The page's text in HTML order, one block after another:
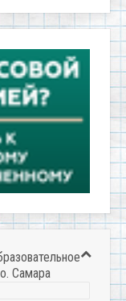
Самара